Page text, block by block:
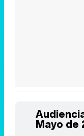
Mayo de